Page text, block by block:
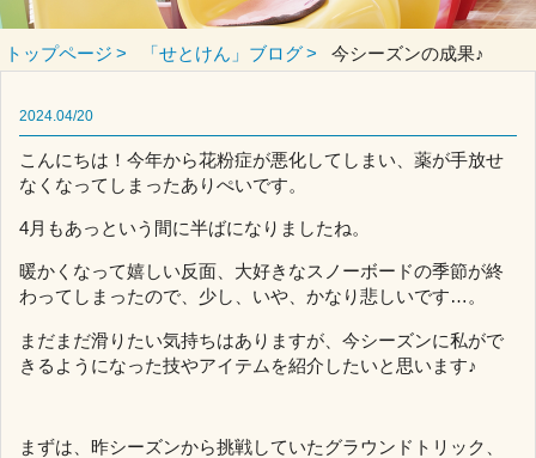
トップページ 「せとけん」ブログ 今シーズンの成果♪
2024.04/20
こんにちは！今年から花粉症が悪化してしまい、薬が手放せ
なくなってしまったありぺいです。
4月もあっという間に半ばになりましたね。
暖かくなって嬉しい反面、大好きなスノーボードの季節が終
わってしまったので、少し、いや、かなり悲しいです…。
まだまだ滑りたい気持ちはありますが、今シーズンに私がで
きるようになった技やアイテムを紹介したいと思います♪
まずは、昨シーズンから挑戦していたグラウンドトリック、